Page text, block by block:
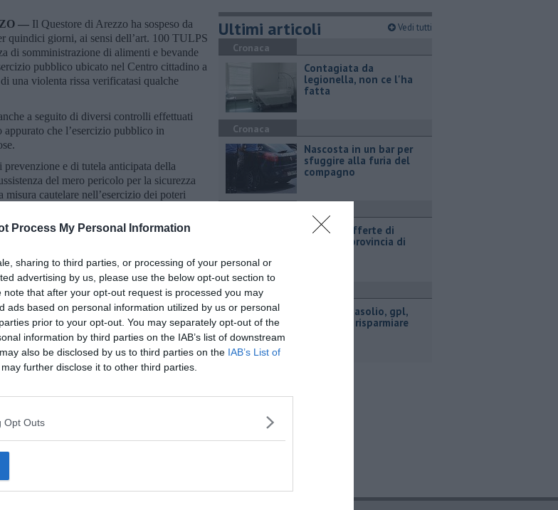
Process My Personal Information
sharing to third parties, or processing of your personal or
advertising by us, please use the below opt-out section to
that after your opt-out request is processed you may
ads based on personal information utilized by us or personal
prior to your opt-out. You may separately opt-out of the
information by third parties on the IAB’s list of downstream
also be disclosed by us to third parties on the IAB’s List of
further disclose it to other third parties.
Opt Outs
— Il Questore di Arezzo ha sospeso da
quindici giorni, ai sensi dell’art. 100 TULPS
di somministrazione di alimenti e bevande
pubblico ubicato nel Centro cittadino a
una violenta rissa verificatasi qualche
a seguito di diversi controlli effettuati
che l’esercizio pubblico in
e di tutela anticipata della
del mero pericolo per la sicurezza
cautelare nell’esercizio dei poteri
Newsletter QUInews - ToscanaMedia.
di posta.
volante
Ultimi articoli Vedi tutti
Cronaca
Contagiata da
legionella, non ce l'ha
fatta
Cronaca
Nascosta in un bar per
sfuggire alla furia del
compagno
​Tutte le offerte di
lavoro in provincia di
Attualità
​Benzina, gasolio, gpl,
ecco dove risparmiare